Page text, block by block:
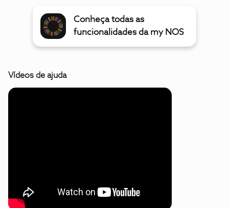
Conheça todas as
funcionalidades da my NOS
Vídeos de ajuda